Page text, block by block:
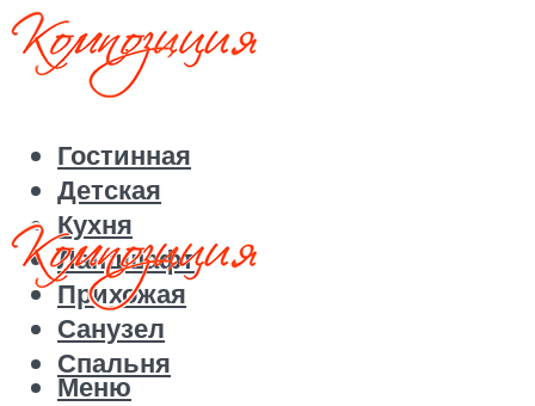
Гостинная
Детская
Кухня
Ландшафт
Прихожая
Санузел
Спальня
Меню